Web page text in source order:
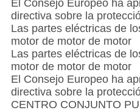
El Consejo Europeo ha
directiva sobre la
Las partes eléctricas de
motor de motor de motor
Las partes eléctricas de
motor de motor de motor
El Consejo Europeo ha
directiva sobre la
CENTRO CONJUNTO